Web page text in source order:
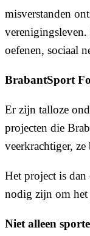
misverstanden
verenigingsleven.
oefenen, sociaal
BrabantSport
Er zijn talloze
projecten die
veerkrachtiger,
Het project is dan
nodig zijn om het
Niet alleen